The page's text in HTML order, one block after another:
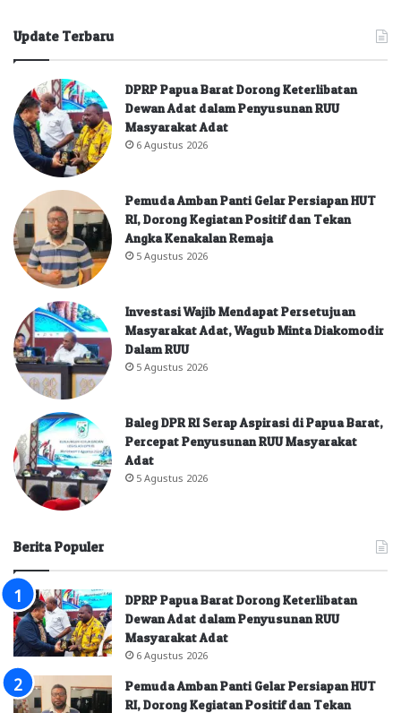
Update Terbaru
DPRP Papua Barat Dorong Keterlibatan
Dewan Adat dalam Penyusunan RUU
Masyarakat Adat
6 Agustus 2026
Pemuda Amban Panti Gelar Persiapan HUT
RI, Dorong Kegiatan Positif dan Tekan
Angka Kenakalan Remaja
5 Agustus 2026
Investasi Wajib Mendapat Persetujuan
Masyarakat Adat, Wagub Minta Diakomodir
Dalam RUU
5 Agustus 2026
Baleg DPR RI Serap Aspirasi di Papua Barat,
Percepat Penyusunan RUU Masyarakat
Adat
5 Agustus 2026
Berita Populer
DPRP Papua Barat Dorong Keterlibatan
Dewan Adat dalam Penyusunan RUU
Masyarakat Adat
6 Agustus 2026
Pemuda Amban Panti Gelar Persiapan HUT
RI, Dorong Kegiatan Positif dan Tekan